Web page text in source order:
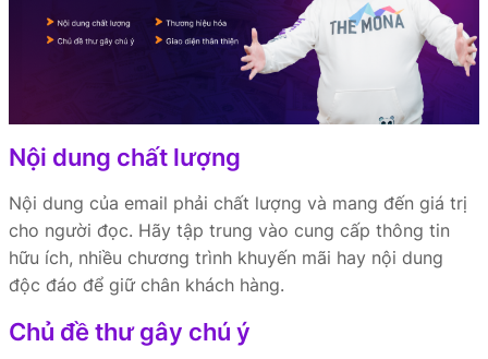
Nội dung chất lượng
Nội dung của email phải chất lượng và mang đến giá trị
cho người đọc. Hãy tập trung vào cung cấp thông tin
hữu ích, nhiều chương trình khuyến mãi hay nội dung
độc đáo để giữ chân khách hàng.
Chủ đề thư gây chú ý